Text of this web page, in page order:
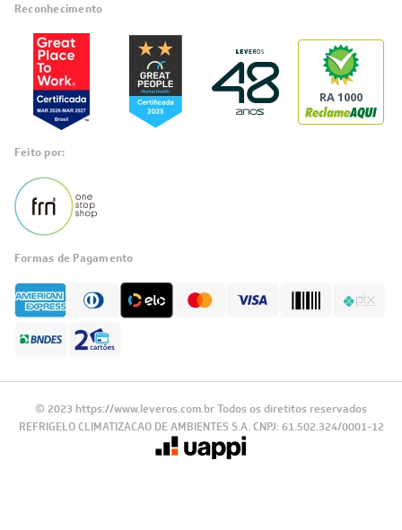
Reconhecimento
RA 1000
Feito por:
Formas de Pagamento
© 2023 https://www.leveros.com.br Todos os diretitos reservados
REFRIGELO CLIMATIZACAO DE AMBIENTES S.A. CNPJ: 61.502.324/0001-12